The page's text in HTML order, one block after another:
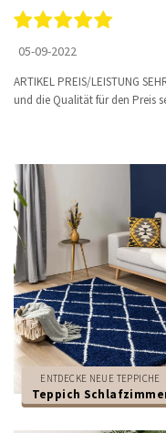
05-09-2022
ARTIKEL PREIS/LEISTUNG
und die Qualität für den Preis
ENTDECKE NEUE TEPPICHE
Teppich